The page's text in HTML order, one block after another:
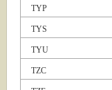
TYP
TYS
TYU
TZC